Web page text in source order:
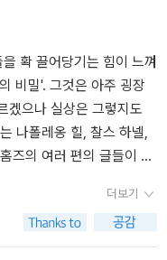
겠으나 실상은 그렇지도
즈의 여러 편의 글들이 실
말한다. 그런데, 우리가 원
힘든것인가 하는 생각을
더보기